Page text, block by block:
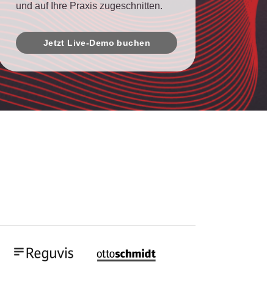
und auf Ihre Praxis zugeschnitten.
Jetzt Live-Demo buchen